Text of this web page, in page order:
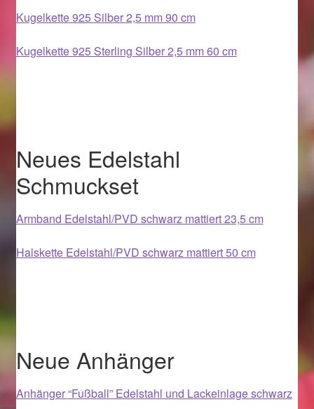
Ostergeschenke finden für Ostern 2022
Partner
Shop
Valentinstag
Kugelkette 925 Silber 2,5 mm 90 cm
Kugelkette 925 Sterling Silber 2,5 mm 60 cm
Neues Edelstahl
Schmuckset
Armband Edelstahl/PVD schwarz mattiert 23,5 cm
Halskette Edelstahl/PVD schwarz mattiert 50 cm
Neue Anhänger
Anhänger “Fußball” Edelstahl und Lackeinlage schwarz